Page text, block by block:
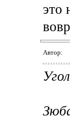
это
Автор: